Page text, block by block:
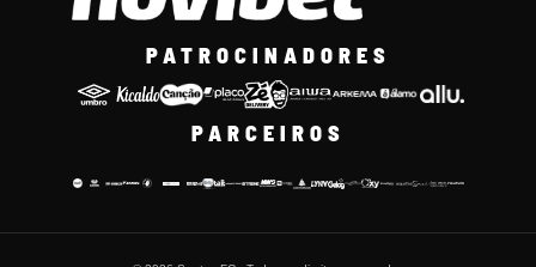
PATROCINADORES
PARCEIROS